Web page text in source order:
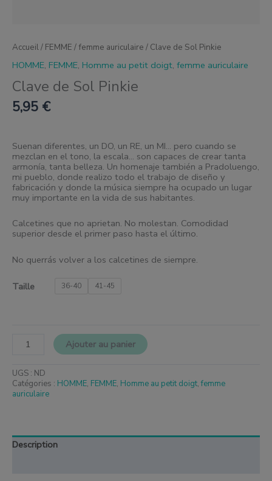
Accueil/ FEMME /femme auriculaire / Clave de Sol Pinkie
HOMME, FEMME, Homme au petit doigt, femme auriculaire
Clave de Sol Pinkie
5,95 €
Suenan diferentes, un DO, un RE, un MI… pero cuando se
mezclan en el tono, la escala… son capaces de crear tanta
armonía, tanta belleza. Un homenaje también a Pradoluengo,
mi pueblo, donde realizo todo el trabajo de diseño y
fabricación y donde la música siempre ha ocupado un lugar
muy importante en la vida de sus habitantes.
Calcetines que no aprietan. No molestan. Comodidad
superior desde el primer paso hasta el último.
No querrás volver a los calcetines de siempre.
Taille 36-40 41-45
Ajouter au panier
UGS : ND
Catégories : HOMME, FEMME, Homme au petit doigt,femme
auriculaire
Description